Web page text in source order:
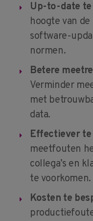
Up-to-date
hoogte van
software-
normen.
Betere
Verminder
met
data.
Effectiever
meetfouten
collega’s en
te voorkomen.
Kosten te